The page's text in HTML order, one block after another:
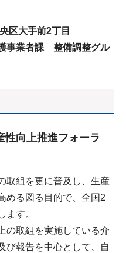
区大手前2丁目
事業者課 整備調整グル
性向上推進フォーラ
取組を更に普及し、生産
める図る目的で、全国2
ます。
の取組を実施している介
び報告を中心として、自